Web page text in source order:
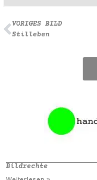
VORIGES BILD
Stilleben
Bildrechte